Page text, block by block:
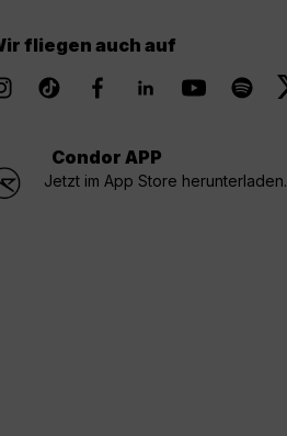
fliegen auch auf
Condor APP
Jetzt im App Store herunterladen.